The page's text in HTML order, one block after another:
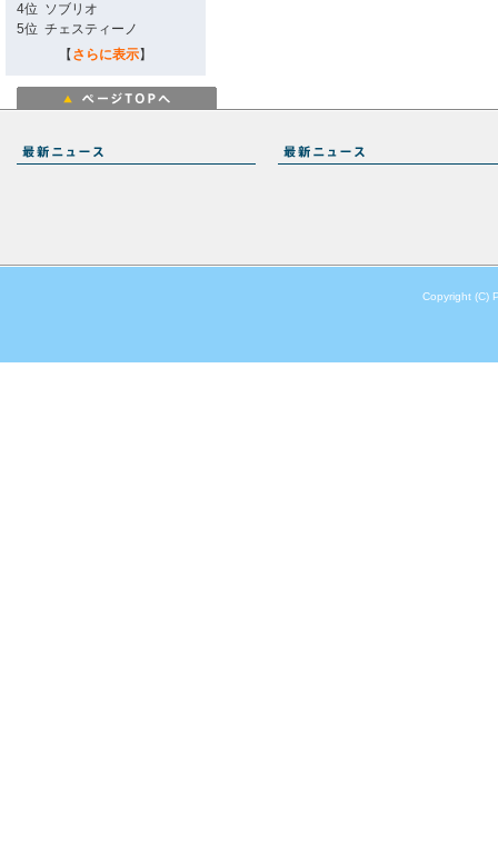
4位 ソブリオ
5位 チェスティーノ
【 さらに表示】
Copyright (C)